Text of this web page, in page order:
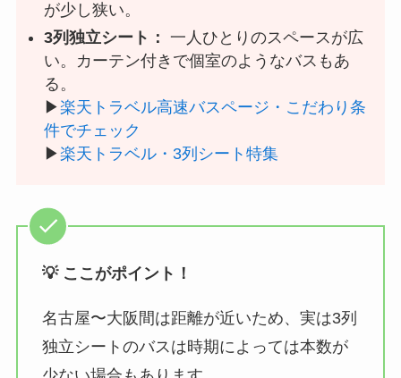
が少し狭い。
3列独立シート： 一人ひとりのスペースが広
い。カーテン付きで個室のようなバスもあ
る。
▶楽天トラベル高速バスページ・こだわり条
件でチェック
▶楽天トラベル・3列シート特集
💡 ここがポイント！
名古屋〜大阪間は距離が近いため、実は3列
独立シートのバスは時期によっては本数が